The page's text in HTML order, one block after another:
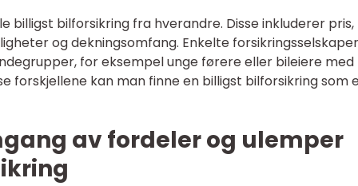
billigst bilforsikring fra hverandre. Disse inkluderer pris,
og dekningsomfang. Enkelte
for eksempel unge førere eller bileiere med
forskjellene kan man finne en billigst bilforsikring som
av fordeler og ulemper